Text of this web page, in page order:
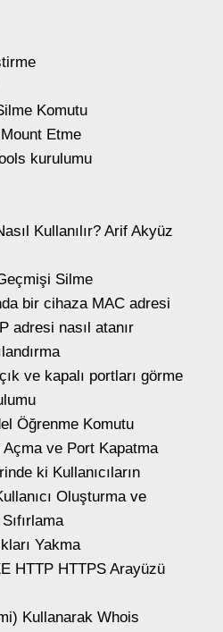
Komutu
Etme
kurulumu
Kullanılır? Arif Akyüz
Silme
bir cihaza MAC adresi
adresi nasıl atanır
ve kapalı portları görme
Öğrenme Komutu
ve Port Kapatma
ki Kullanıcıların
Oluşturma ve
Yakma
HTTP HTTPS Arayüzü
Kullanarak Whois